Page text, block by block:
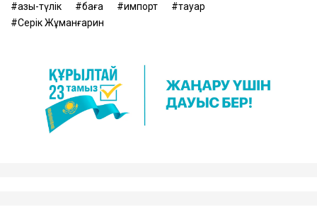
азық-түлік баға импорт
тауар
Серік Жұманғарин